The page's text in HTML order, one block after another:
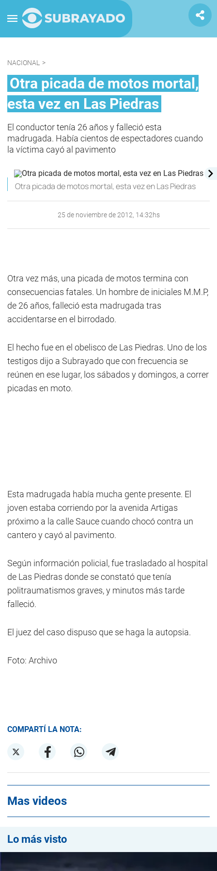
NACIONAL >
Otra picada de motos mortal,
esta vez en Las Piedras
El conductor tenía 26 años y falleció esta
madrugada. Había cientos de espectadores cuando
la víctima cayó al pavimento
Otra picada de motos mortal, esta vez en Las Piedras
25 de noviembre de 2012, 14:32hs
Otra vez más, una picada de motos termina con
consecuencias fatales. Un hombre de iniciales M.M.P,
de 26 años, falleció esta madrugada tras
accidentarse en el birrodado.
El hecho fue en el obelisco de Las Piedras. Uno de los
testigos dijo a Subrayado que con frecuencia se
reúnen en ese lugar, los sábados y domingos, a correr
picadas en moto.
Esta madrugada había mucha gente presente. El
joven estaba corriendo por la avenida Artigas
próximo a la calle Sauce cuando chocó contra un
cantero y cayó al pavimento.
Según información policial, fue trasladado al hospital
de Las Piedras donde se constató que tenía
politraumatismos graves, y minutos más tarde
falleció.
El juez del caso dispuso que se haga la autopsia.
Foto: Archivo
COMPARTÍ LA NOTA:
Mas videos
Lo más visto